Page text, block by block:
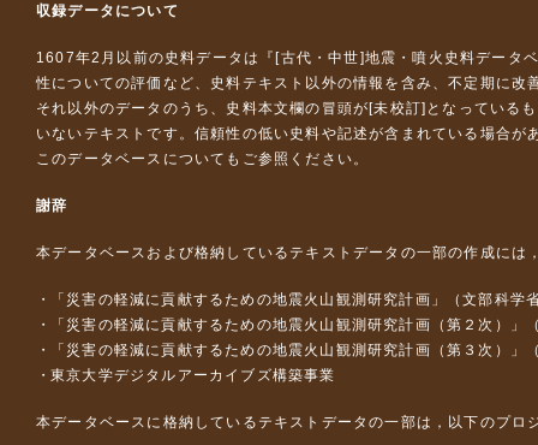
収録データについて
1607年2月以前の史料データは『 [古代・中世]地震・噴火史料データ
性についての評価など、史料テキスト以外の情報を含み、不定期に改
それ以外のデータのうち、史料本文欄の冒頭が[未校訂]となっている
いないテキストです。信頼性の低い史料や記述が含まれている場合が
このデータベースについて もご参照ください。
謝辞
本データベースおよび格納しているテキストデータの一部の作成には
「災害の軽減に貢献するための地震火山観測研究計画」（文部科学
「災害の軽減に貢献するための地震火山観測研究計画（第２次）」
「災害の軽減に貢献するための地震火山観測研究計画（第３次）」
東京大学デジタルアーカイブズ構築事業
本データベースに格納しているテキストデータの一部は，以下のプロ